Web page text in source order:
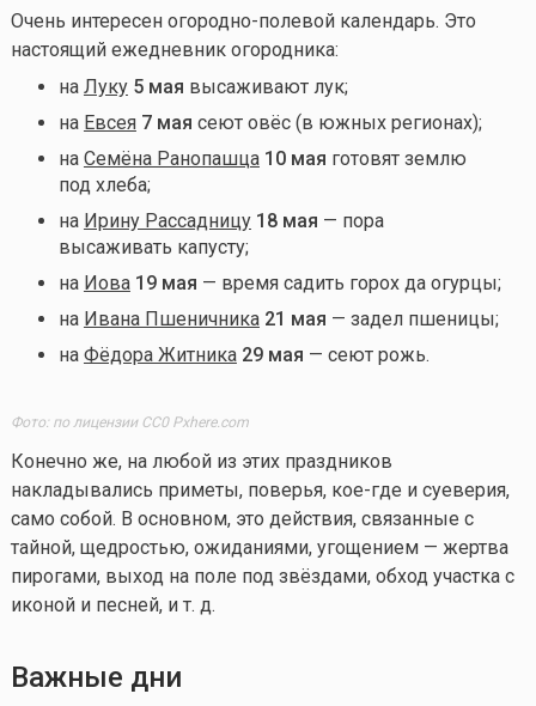
Очень интересен огородно-полевой календарь. Это
настоящий ежедневник огородника:
на Луку 5 мая высаживают лук;
на Евсея 7 мая сеют овёс (в южных регионах);
на Семёна Ранопашца 10 мая готовят землю
под хлеба;
на Ирину Рассадницу 18 мая — пора
высаживать капусту;
на Иова 19 мая — время садить горох да огурцы;
на Ивана Пшеничника 21 мая — задел пшеницы;
на Фёдора Житника 29 мая — сеют рожь.
Фото: по лицензии CC0 Pxhere.com
Конечно же, на любой из этих праздников
накладывались приметы, поверья, кое-где и суеверия,
само собой. В основном, это действия, связанные с
тайной, щедростью, ожиданиями, угощением — жертва
пирогами, выход на поле под звёздами, обход участка с
иконой и песней, и т. д.
Важные дни